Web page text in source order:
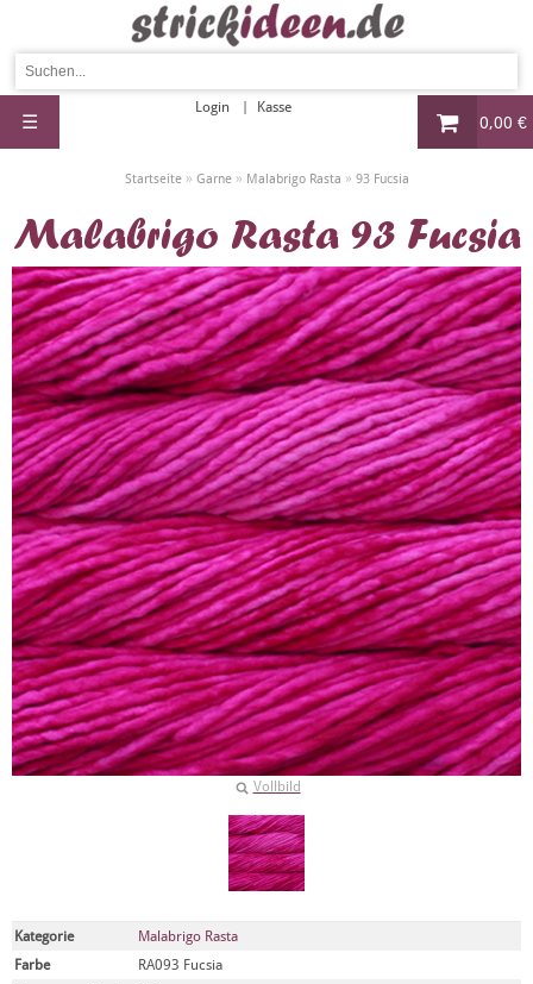
0,00 €
Login Kasse
☰
Startseite» Garne» Malabrigo Rasta » 93 Fucsia
Malabrigo Rasta 93 Fucsia
Vollbild
Kategorie
Malabrigo Rasta
Farbe
RA093 Fucsia